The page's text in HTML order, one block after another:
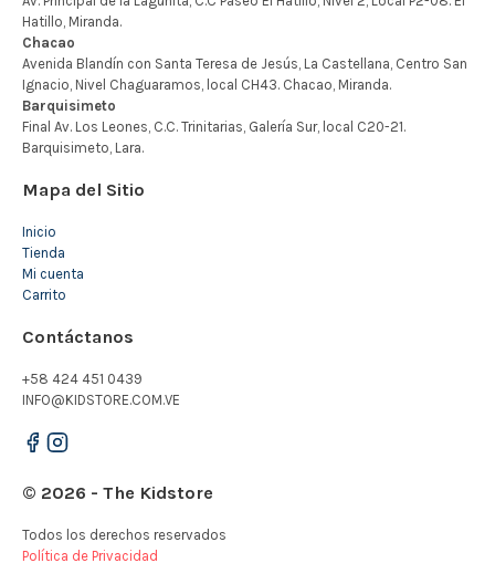
Mapa del Sitio
Inicio
Tienda
Mi cuenta
Carrito
Contáctanos
+58 424 451 0439
INFO@KIDSTORE.COM.VE
© 2026 - The Kidstore
Todos los derechos reservados
Política de Privacidad